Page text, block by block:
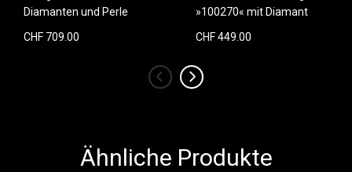
Diamanten und Perle
CHF 709.00
»100270« mit Diamant
CHF 449.00
‹ ›
Ähnliche Produkte